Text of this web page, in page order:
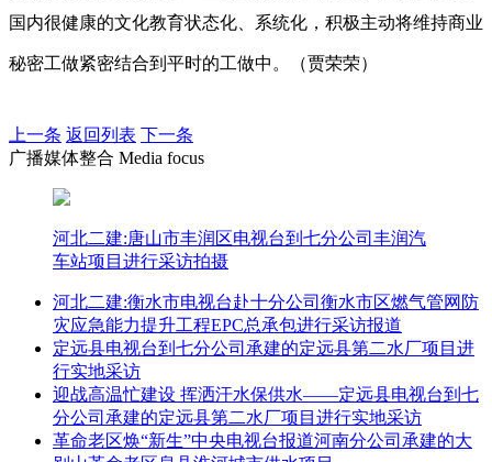
国内很健康的文化教育状态化、系统化，积极主动将维持商业
秘密工做紧密结合到平时的工做中。（贾荣荣）
上一条 返回列表 下一条
广播媒体整合 Media focus
河北二建:唐山市丰润区电视台到七分公司丰润汽
车站项目进行采访拍摄
河北二建:衡水市电视台赴十分公司衡水市区燃气管网防
灾应急能力提升工程EPC总承包进行采访报道
定远县电视台到七分公司承建的定远县第二水厂项目进
行实地采访
迎战高温忙建设 挥洒汗水保供水——定远县电视台到七
分公司承建的定远县第二水厂项目进行实地采访
革命老区焕“新生”中央电视台报道河南分公司承建的大